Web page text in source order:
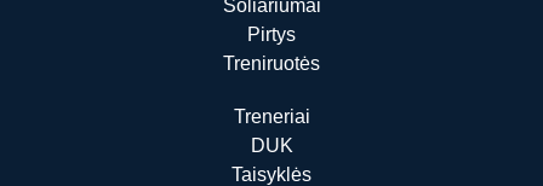
Soliariumai
Pirtys
Treniruotės
Treneriai
DUK
Taisyklės